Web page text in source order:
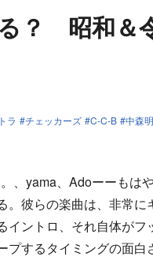
？ 昭和＆
ラ チェッカーズ C-C-B 中森
、yama、Adoーーもは
彼らの楽曲は、非常
イントロ、それ自体が
するタイミングの面